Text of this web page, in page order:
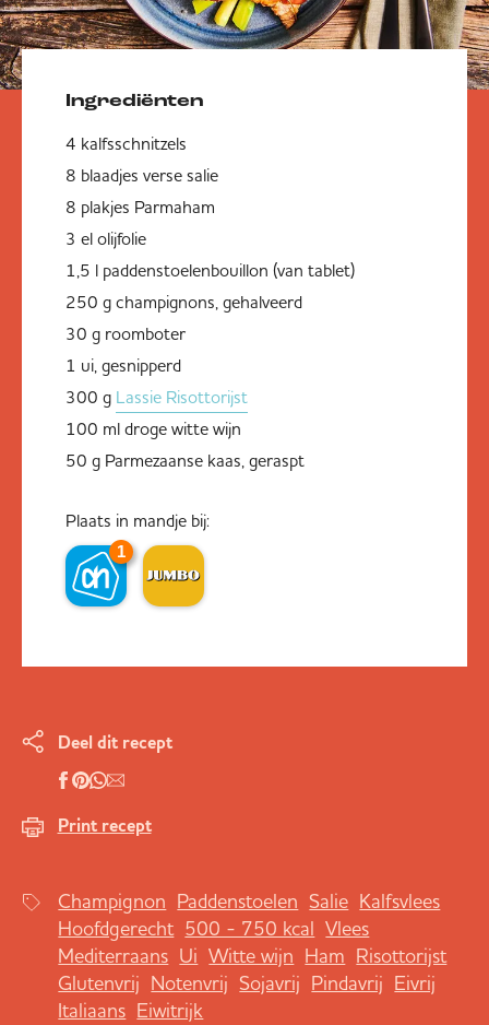
Ingrediënten
4 kalfsschnitzels
8 blaadjes verse salie
8 plakjes Parmaham
3 el olijfolie
1,5 l paddenstoelenbouillon (van tablet)
250 g champignons, gehalveerd
30 g roomboter
1 ui, gesnipperd
300 g Lassie Risottorijst
100 ml droge witte wijn
50 g Parmezaanse kaas, geraspt
Plaats in mandje bij:
1
Deel dit recept
Print recept
Champignon Paddenstoelen Salie Kalfsvlees
Hoofdgerecht 500 - 750 kcal Vlees
Mediterraans Ui Witte wijn Ham Risottorijst
Glutenvrij Notenvrij Sojavrij Pindavrij Eivrij
Italiaans Eiwitrijk